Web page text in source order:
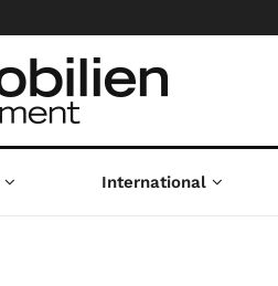
International